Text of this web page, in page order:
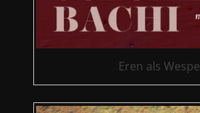
Eren als Wespe